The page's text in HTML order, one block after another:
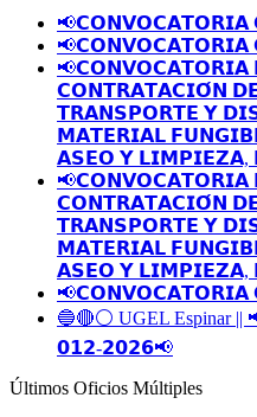
📢𝗖𝗢𝗡𝗩𝗢𝗖𝗔𝗧𝗢𝗥𝗜𝗔
📢𝗖𝗢𝗡𝗩𝗢𝗖𝗔𝗧𝗢𝗥𝗜𝗔
📢𝗖𝗢𝗡𝗩𝗢𝗖𝗔𝗧𝗢𝗥𝗜𝗔
𝗖𝗢𝗡𝗧𝗥𝗔𝗧𝗔𝗖𝗜𝗢́𝗡
𝗧𝗥𝗔𝗡𝗦𝗣𝗢𝗥𝗧𝗘 𝗬
𝗠𝗔𝗧𝗘𝗥𝗜𝗔𝗟
𝗔𝗦𝗘𝗢 𝗬 𝗟𝗜𝗠𝗣𝗜𝗘𝗭𝗔,
📢𝗖𝗢𝗡𝗩𝗢𝗖𝗔𝗧𝗢𝗥𝗜𝗔
𝗖𝗢𝗡𝗧𝗥𝗔𝗧𝗔𝗖𝗜𝗢́𝗡
𝗧𝗥𝗔𝗡𝗦𝗣𝗢𝗥𝗧𝗘 𝗬
𝗠𝗔𝗧𝗘𝗥𝗜𝗔𝗟
𝗔𝗦𝗘𝗢 𝗬 𝗟𝗜𝗠𝗣𝗜𝗘𝗭𝗔,
📢𝗖𝗢𝗡𝗩𝗢𝗖𝗔𝗧𝗢𝗥𝗜𝗔
🔵🔴⚪️ UGEL
𝟬𝟭𝟮-𝟮𝟬𝟮𝟲📢
Últimos Oficios Múltiples